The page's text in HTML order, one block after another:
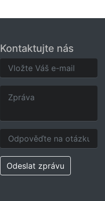
Kontaktujte nás
Odeslat zprávu